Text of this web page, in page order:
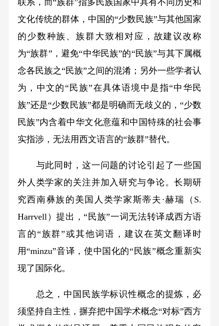
文化传统的群体，中国的“少数民族”与其他国家
的少数种族、族群大致相对应，故建议改称
为“族群”，避免“中华民族”的“民族”与其下属概
念各民族之“民族”之间的混淆；另外一些学者认
为，中文的“民族”在具体语境中是指“中华民
族”还是“少数民族”都是明确而无歧义的，“少数
民族”内含着中华文化意蕴和中国特殊的社会事
实指涉，无法用西文语言的“族群”替代。
与此同时，这一问题的讨论引起了一些国
外人类学家的关注并加入研究与争论。长期研
究西南彝族的美国人类学家斯蒂夫·赫瑞（S.
Harrvell）提出，“民族”一词无法转译成西方语
言的“族群”或其他词语，建议在英文翻译时
用“minzu”音译，使中国化的“民族”概念重新实
现了国际化。
总之，中国民族学标识性概念的提炼，必
须坚持自主性，摒弃把中国学术概念“对标”西方